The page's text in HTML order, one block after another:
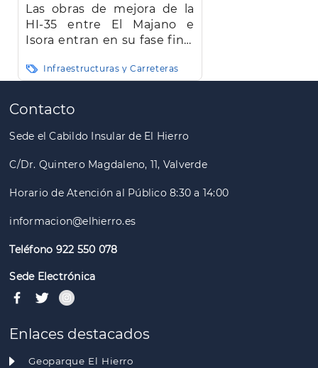
Las obras de mejora de la
HI-35 entre El Majano e
Isora entran en su fase final
Infraestructuras y Carreteras
Paginación
Contacto
Sede el Cabildo Insular de El Hierro
C/Dr. Quintero Magdaleno, 11, Valverde
Horario de Atención al Público 8:30 a 14:00
informacion@elhierro.es
Teléfono 922 550 078
Sede Electrónica
Enlaces destacados
Geoparque El Hierro